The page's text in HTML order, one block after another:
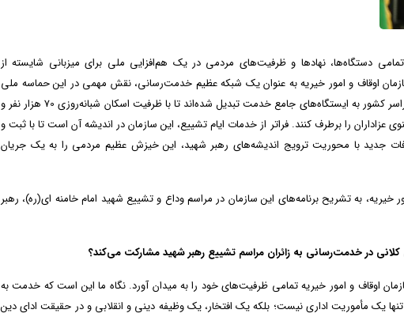
دستگاه‌ها، نهادها و ظرفیت‌های مردمی در یک هم‌افزایی ملی برای میزبانی شایسته از
سازمان اوقاف و امور خیریه به عنوان یک شبکه عظیم خدمت‌رسانی، نقش مهمی در این حماسه ملی
ایفا می‌کند. بر این اساس، شبکه 300 بقعه متبرکه در سراسر کشور به ایستگاه‌های جامع خدمت تبدیل شده‌اند تا با ظرفیت اسکان شبانه‌روزی 70 هزار نفر و
رفاهی و معنوی عزاداران را برطرف کنند. فراتر از خدمات ایام تشییع، این سازمان در اندیشه آن است تا با ثبت و
جدید با محوریت ترویج اندیشه‌های رهبر شهید، این خیزش عظیم مردمی را به یک جریان
به تشریح برنامه‌های این سازمان در مراسم وداع و تشییع شهید امام خامنه ای(ره)، رهبر
کلانی در خدمت‌رسانی به زائران مراسم تشییع رهبر شهید مشارکت می‌کند؟
اوقاف و امور خیریه تمامی ظرفیت‌های خود را به میدان آورد. نگاه ما این است که خدمت به
یک مأموریت اداری نیست؛ بلکه یک افتخار، یک وظیفه دینی و انقلابی و در حقیقت ادای دین